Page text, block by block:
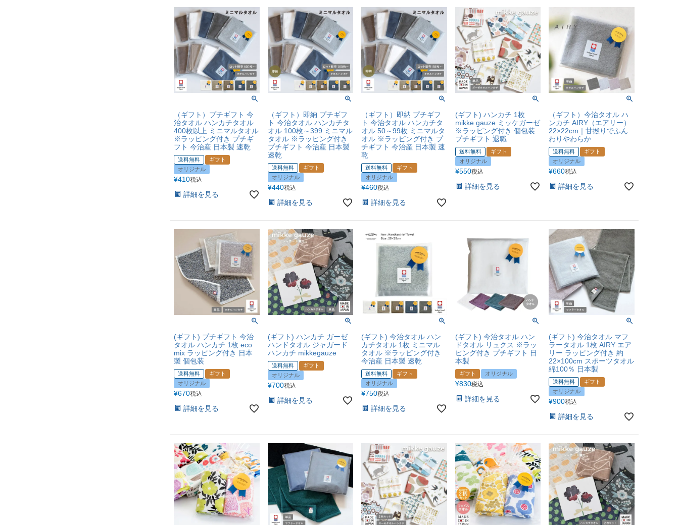
（ギフト）プチギフト 今
治タオル ハンカチタオル
400枚以上 ミニマルタオル
※ラッピング付き プチギ
フト 今治産 日本製 速乾
送料無料
ギフト
オリジナル
¥410税込
詳細を見る
（ギフト）即納 プチギフ
ト 今治タオル ハンカチタ
オル 100枚～399 ミニマル
タオル ※ラッピング付き
プチギフト 今治産 日本製
速乾
送料無料
ギフト
オリジナル
¥440税込
詳細を見る
（ギフト）即納 プチギフ
ト 今治タオル ハンカチタ
オル 50～99枚 ミニマルタ
オル ※ラッピング付き プ
チギフト 今治産 日本製 速
乾
送料無料
ギフト
オリジナル
¥460税込
詳細を見る
(ギフト) ハンカチ 1枚
mikke gauze ミッケガーゼ
※ラッピング付き 個包装
プチギフト 退職
送料無料
ギフト
オリジナル
¥550税込
詳細を見る
（ギフト）今治タオル ハ
ンカチ AIRY（エアリー）
22×22cm｜甘撚りでふん
わりやわらか
送料無料
ギフト
オリジナル
¥660税込
詳細を見る
(ギフト) プチギフト 今治
タオル ハンカチ 1枚 eco
mix ラッピング付き 日本
製 個包装
送料無料
ギフト
オリジナル
¥670税込
詳細を見る
(ギフト) ハンカチ ガーゼ
ハンドタオル ジャガード
ハンカチ mikkegauze
送料無料
ギフト
オリジナル
¥700税込
詳細を見る
(ギフト) 今治タオル ハン
カチタオル 1枚 ミニマル
タオル ※ラッピング付き
今治産 日本製 速乾
送料無料
ギフト
オリジナル
¥750税込
詳細を見る
(ギフト) 今治タオル ハン
ドタオル リュクス ※ラッ
ピング付き プチギフト 日
本製
ギフト オリジナル
¥830税込
詳細を見る
(ギフト) 今治タオル マフ
ラータオル 1枚 AIRY エア
リー ラッピング付き 約
22×100cm スポーツタオル
綿100％ 日本製
送料無料
ギフト
オリジナル
¥900税込
詳細を見る